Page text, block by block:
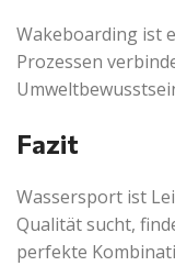
Wakeboarding ist
Prozessen
Fazit
Wassersport ist
Qualität sucht,
perfekte